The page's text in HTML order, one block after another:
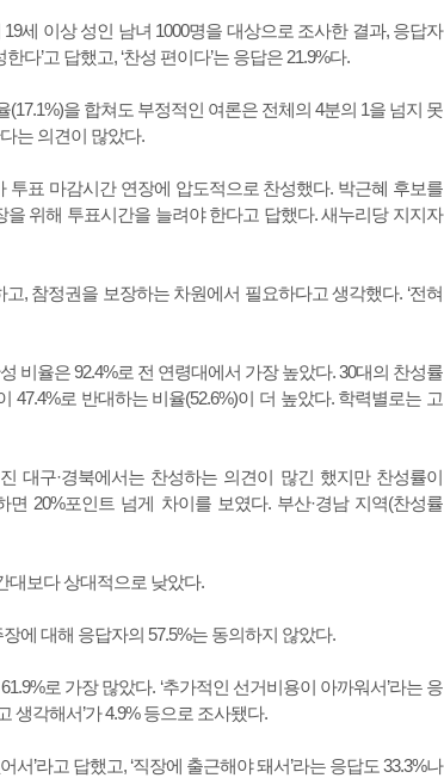
세 이상 성인 남녀 1000명을 대상으로 조사한 결과, 응답자
다’고 답했고, ‘찬성 편이다’는 응답은 21.9%다.
(17.1%)을 합쳐도 부정적인 여론은 전체의 4분의 1을 넘지 못
는 의견이 많았다.
투표 마감시간 연장에 압도적으로 찬성했다. 박근혜 후보를
위해 투표시간을 늘려야 한다고 답했다. 새누리당 지지자
, 참정권을 보장하는 차원에서 필요하다고 생각했다. ‘전혀
비율은 92.4%로 전 연령대에서 가장 높았다. 30대의 찬성률
47.4%로 반대하는 비율(52.6%)이 더 높았다. 학력별로는 고
대구·경북에서는 찬성하는 의견이 많긴 했지만 찬성률이
면 20%포인트 넘게 차이를 보였다. 부산·경남 지역(찬성률
대보다 상대적으로 낮았다.
에 대해 응답자의 57.5%는 동의하지 않았다.
로 가장 많았다. ‘추가적인 선거비용이 아까워서’라는 응
생각해서’가 4.9% 등으로 조사됐다.
’라고 답했고, ‘직장에 출근해야 돼서’라는 응답도 33.3%나